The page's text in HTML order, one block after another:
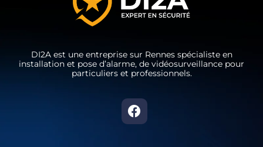
DI2A est une entreprise sur Rennes spécialiste en
installation et pose d’alarme, de vidéosurveillance pour
particuliers et professionnels.